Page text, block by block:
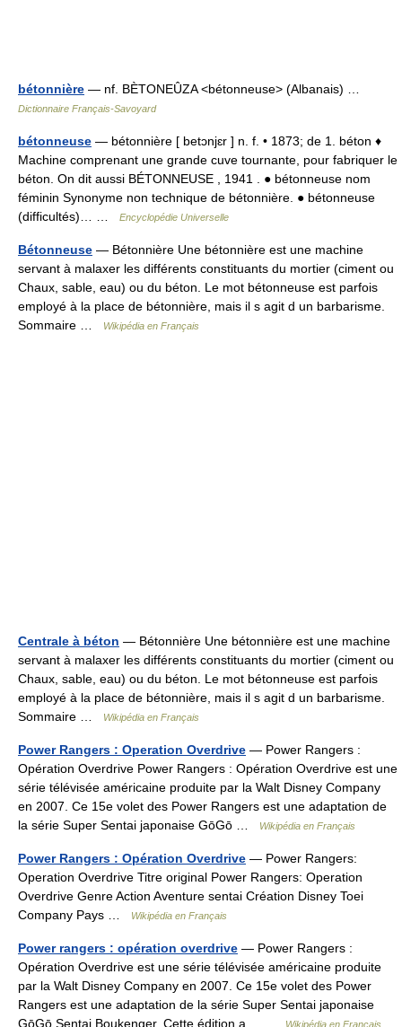
bétonnière — nf. BÈTONEÛZA <bétonneuse> (Albanais) …
Dictionnaire Français-Savoyard
bétonneuse — bétonnière [ betɔnjɛr ] n. f. • 1873; de 1. béton ♦
Machine comprenant une grande cuve tournante, pour fabriquer le
béton. On dit aussi BÉTONNEUSE , 1941 . ● bétonneuse nom
féminin Synonyme non technique de bétonnière. ● bétonneuse
(difficultés)… …
Encyclopédie Universelle
Bétonneuse — Bétonnière Une bétonnière est une machine
servant à malaxer les différents constituants du mortier (ciment ou
Chaux, sable, eau) ou du béton. Le mot bétonneuse est parfois
employé à la place de bétonnière, mais il s agit d un barbarisme.
Sommaire …
Wikipédia en Français
Centrale à béton — Bétonnière Une bétonnière est une machine
servant à malaxer les différents constituants du mortier (ciment ou
Chaux, sable, eau) ou du béton. Le mot bétonneuse est parfois
employé à la place de bétonnière, mais il s agit d un barbarisme.
Sommaire …
Wikipédia en Français
Power Rangers : Operation Overdrive — Power Rangers :
Opération Overdrive Power Rangers : Opération Overdrive est une
série télévisée américaine produite par la Walt Disney Company
en 2007. Ce 15e volet des Power Rangers est une adaptation de
la série Super Sentai japonaise GōGō …
Wikipédia en Français
Power Rangers : Opération Overdrive — Power Rangers:
Operation Overdrive Titre original Power Rangers: Operation
Overdrive Genre Action Aventure sentai Création Disney Toei
Company Pays …
Wikipédia en Français
Power rangers : opération overdrive — Power Rangers :
Opération Overdrive est une série télévisée américaine produite
par la Walt Disney Company en 2007. Ce 15e volet des Power
Rangers est une adaptation de la série Super Sentai japonaise
GōGō Sentai Boukenger. Cette édition a… …
Wikipédia en Français